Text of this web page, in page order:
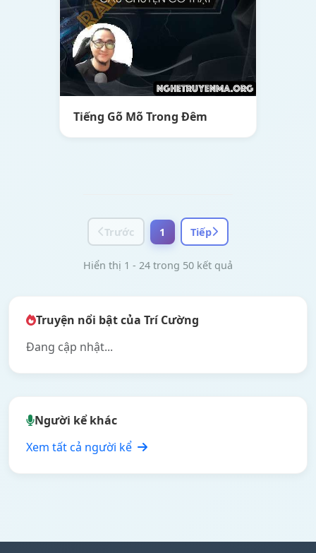
Tiếng Gõ Mõ Trong Đêm
Hiển thị 1 - 24 trong 50 kết quả
Trước 1 Tiếp
Truyện nổi bật của Trí Cường
Đang cập nhật...
Người kể khác
Xem tất cả người kể